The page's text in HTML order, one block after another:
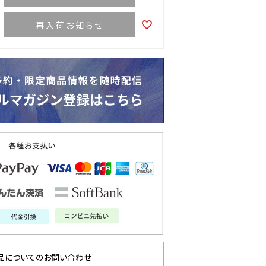
再入荷お知らせ
についてのお問い合わせ